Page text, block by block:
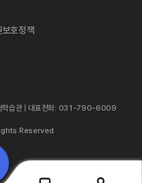
보호정책
학습관 | 대표전화: 031-790-6009
Reserved